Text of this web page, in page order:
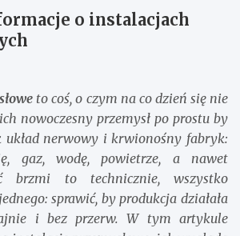
o instalacjach
to coś, o czym na co dzień się nie
nowoczesny przemysł po prostu by
układ nerwowy i krwionośny fabryk:
gaz, wodę, powietrze, a nawet
brzmi to technicznie, wszystko
sprawić, by produkcja działała
i bez przerw. W tym artykule